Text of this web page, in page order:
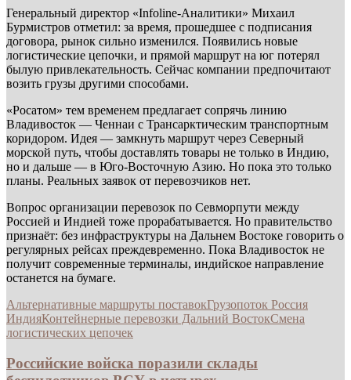
Генеральный директор «Infoline-Аналитики» Михаил
Бурмистров отметил: за время, прошедшее с подписания
договора, рынок сильно изменился. Появились новые
логистические цепочки, и прямой маршрут на юг потерял
былую привлекательность. Сейчас компании предпочитают
возить грузы другими способами.
«Росатом» тем временем предлагает сопрячь линию
Владивосток — Ченнаи с Трансарктическим транспортным
коридором. Идея — замкнуть маршрут через Северный
морской путь, чтобы доставлять товары не только в Индию,
но и дальше — в Юго-Восточную Азию. Но пока это только
планы. Реальных заявок от перевозчиков нет.
Вопрос организации перевозок по Севморпути между
Россией и Индией тоже прорабатывается. Но правительство
признаёт: без инфраструктуры на Дальнем Востоке говорить о
регулярных рейсах преждевременно. Пока Владивосток не
получит современные терминалы, индийское направление
останется на бумаге.
Альтернативные маршруты поставокГрузопоток Россия
ИндияКонтейнерные перевозки Дальний ВостокСмена
логистических цепочек
Российские войска поразили склады